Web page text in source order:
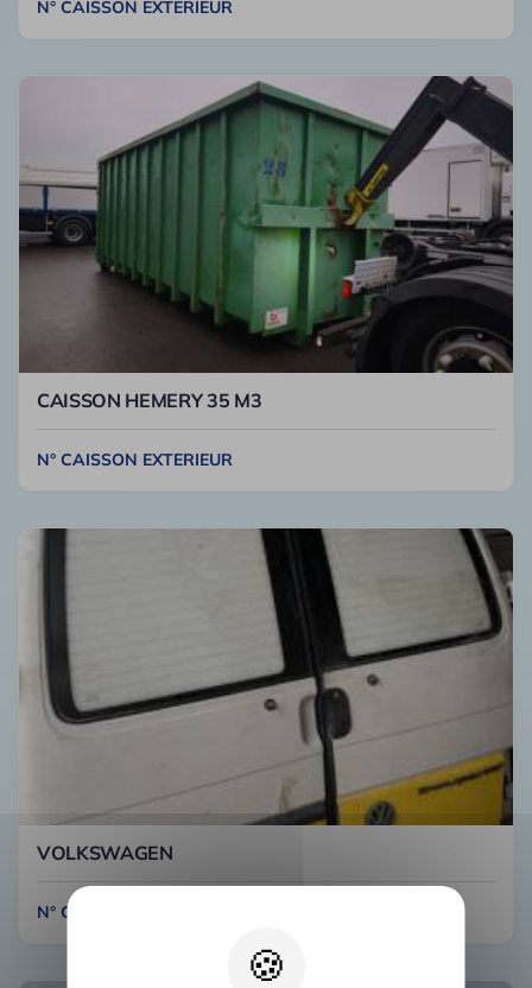
N° CAISSON EXTERIEUR
CAISSON HEMERY 35 M3
N° CAISSON EXTERIEUR
VOLKSWAGEN
N° CAISSE1